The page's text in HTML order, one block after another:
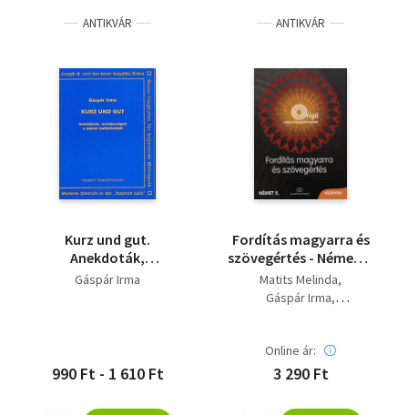
ANTIKVÁR
Kurz und gut.
Anekdoták,
érdekességek a német
Gáspár Irma
990 Ft - 1 610 Ft
ANTIKVÁR
Fordítás magyarra és
szövegértés - Német 5.
- Középfok
Matits Melinda
Gáspár Irma
Online ár:
3 290 Ft